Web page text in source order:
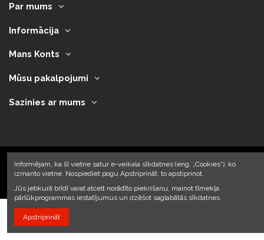
Par mums
Informācija
Mans Konts
Mūsu pakalpojumi
Sazinies ar mums
Informējam, ka šī vietne satur e-veikala sīkdatnes (eng. „Cookies”), ko
izmanto vietne. Nospiediet pogu Apstriprināt, to apstiprinot.
Jūs jebkurā brīdī varat atcelt norādīto piekrišanu, mainot tīmekļa
pārlūkprogrammas iestatījumus un dzēšot saglabātās sīkdatnes.
Apstriprināt